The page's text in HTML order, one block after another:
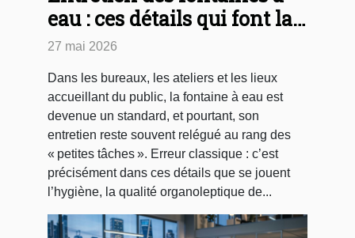
eau : ces détails qui font la
différence
27 mai 2026
Dans les bureaux, les ateliers et les lieux
accueillant du public, la fontaine à eau est
devenue un standard, et pourtant, son
entretien reste souvent relégué au rang des
« petites tâches ». Erreur classique : c’est
précisément dans ces détails que se jouent
l’hygiène, la qualité organoleptique de...